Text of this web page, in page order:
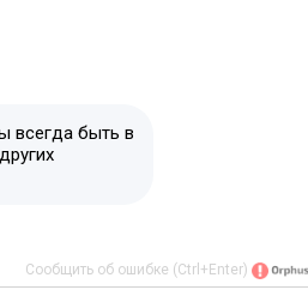
всегда быть в
Сообщить об ошибке (Ctrl+Enter)